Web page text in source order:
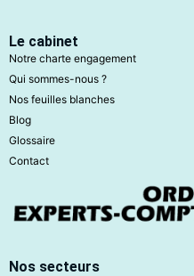
Le cabinet
Notre charte engagement
Qui sommes-nous ?
Nos feuilles blanches
Blog
Glossaire
Contact
Nos secteurs